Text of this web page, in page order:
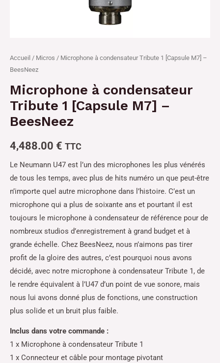
Accueil / Micros / Microphone à condensateur Tribute 1 [Capsule M7] –
BeesNeez
Microphone à condensateur
Tribute 1 [Capsule M7] –
BeesNeez
4,488.00 € TTC
Le Neumann U47 est l’un des microphones les plus vénérés
de tous les temps, avec plus de hits numéro un que peut-être
n’importe quel autre microphone dans l’histoire. C’est un
microphone qui a plus de soixante ans et pourtant il est
toujours le microphone à condensateur de référence pour de
nombreux studios d’enregistrement à grand budget et à
grande échelle. Chez BeesNeez, nous n’aimons pas tirer
profit de la gloire des autres, c’est pourquoi nous avons
décidé, avec notre microphone à condensateur Tribute 1, de
le rendre équivalent à l’U47 d’un point de vue sonore, mais
nous lui avons donné plus de fonctions, une construction
plus solide et un bruit plus faible.
Inclus dans votre commande :
1 x Microphone à condensateur Tribute 1
1 x Connecteur et câble pour montage pivotant